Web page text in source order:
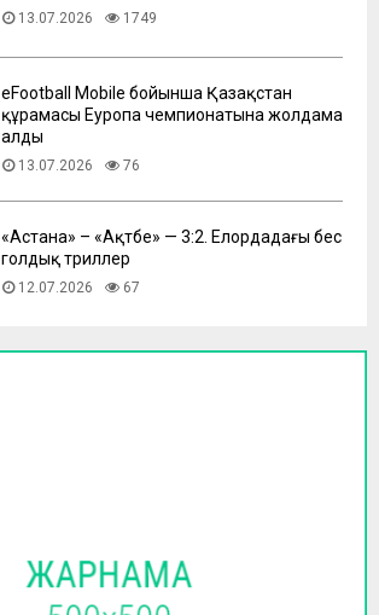
13.07.2026 1749
eFootball Mobile бойынша Қазақстан
құрамасы Еуропа чемпионатына жолдама
алды
13.07.2026 76
​«Астана» – «Ақтөбе» — 3:2. Елордадағы бес
голдық триллер
12.07.2026 67